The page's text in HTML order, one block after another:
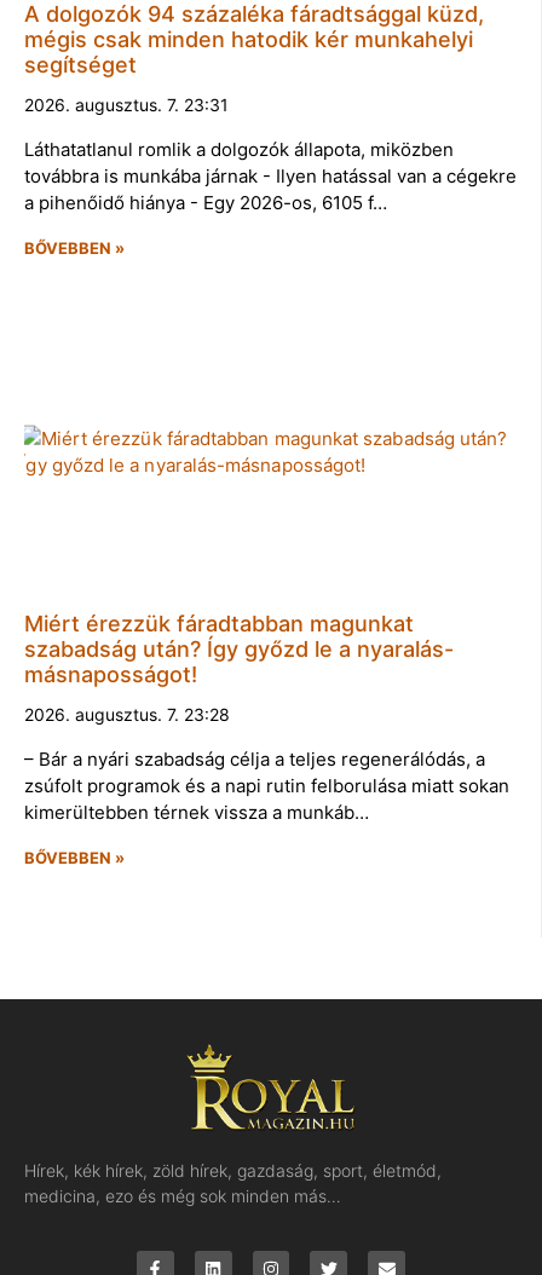
A dolgozók 94 százaléka fáradtsággal küzd,
mégis csak minden hatodik kér munkahelyi
segítséget
2026. augusztus. 7. 23:31
Láthatatlanul romlik a dolgozók állapota, miközben
továbbra is munkába járnak - Ilyen hatással van a cégekre
a pihenőidő hiánya - Egy 2026-os, 6105 f…
BŐVEBBEN »
Miért érezzük fáradtabban magunkat
szabadság után? Így győzd le a nyaralás-
másnaposságot!
2026. augusztus. 7. 23:28
– Bár a nyári szabadság célja a teljes regenerálódás, a
zsúfolt programok és a napi rutin felborulása miatt sokan
kimerültebben térnek vissza a munkáb…
BŐVEBBEN »
Hírek, kék hírek, zöld hírek, gazdaság, sport, életmód,
medicina, ezo és még sok minden más…